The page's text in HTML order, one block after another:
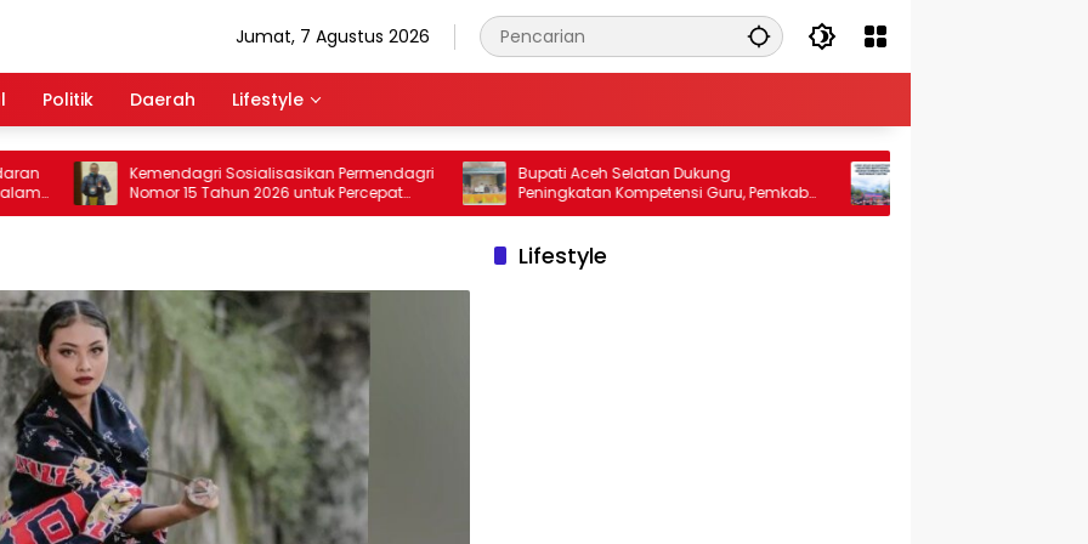
Jumat, 7 Agustus 2026
Politik Daerah Lifestyle
Kemendagri Sosialisasikan Permendagri
Nomor 15 Tahun 2026 untuk Percepat
Penyerahan PSU Perumahan kepada
Bupati Aceh Selatan Dukung
Peningkatan Kompetensi Guru, Pemkab
Jajaki Kerja Sama dengan
LAPAS KELAS IIA BUKITTINGGI
BAKTI SOSIAL, BAGIKAN SEMBAKO
MASYARAKAT SEKITAR
Lifestyle